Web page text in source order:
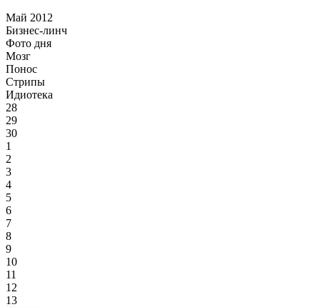
Май 2012
Бизнес-линч
Фото дня
Мозг
Понос
Стрипы
Идиотека
28
29
30
1
2
3
4
5
6
7
8
9
10
11
12
13